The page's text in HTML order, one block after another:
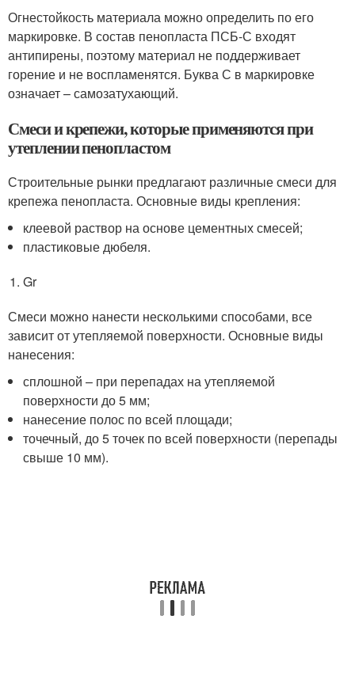
Огнестойкость материала можно определить по его
маркировке. В состав пенопласта ПСБ-С входят
антипирены, поэтому материал не поддерживает
горение и не воспламенятся. Буква С в маркировке
означает – самозатухающий.
Смеси и крепежи, которые применяются при
утеплении пенопластом
Строительные рынки предлагают различные смеси для
крепежа пенопласта. Основные виды крепления:
клеевой раствор на основе цементных смесей;
пластиковые дюбеля.
Gr
Смеси можно нанести несколькими способами, все
зависит от утепляемой поверхности. Основные виды
нанесения:
сплошной – при перепадах на утепляемой
поверхности до 5 мм;
нанесение полос по всей площади;
точечный, до 5 точек по всей поверхности (перепады
свыше 10 мм).